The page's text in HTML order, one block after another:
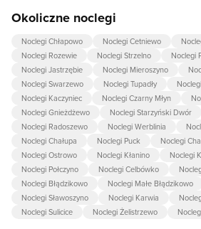
Okoliczne noclegi
Noclegi Chłapowo Noclegi Cetniewo
Noclegi Rozewie
Noclegi Strzelno
Noclegi
Noclegi Jastrzębie
Noclegi Mieroszyno
Noclegi Swarzewo
Noclegi Tupadły
Noclegi Kaczyniec
Noclegi Czarny Młyn
Noclegi Gnieżdżewo
Noclegi Starzyński Dwór
Noclegi Radoszewo
Noclegi Werblinia
Noclegi Chałupa
Noclegi Puck Noclegi
Noclegi Ostrowo
Noclegi Kłanino
Noclegi
Noclegi Połczyno
Noclegi Celbówko
Noclegi Błądzikowo
Noclegi Małe Błądzikowo
Noclegi Sławoszyno
Noclegi Karwia
Noclegi Sulicice
Noclegi Żelistrzewo